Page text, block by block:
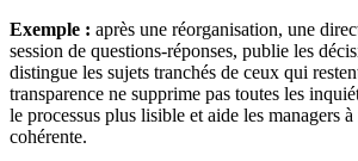
Exemple : après une réorganisation, une
session de questions-réponses, publie les
distingue les sujets tranchés de ceux qui
transparence ne supprime pas toutes les
le processus plus lisible et aide les managers
cohérente.